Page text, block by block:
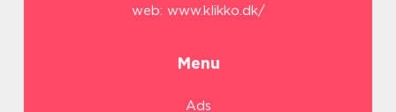
web: www.klikko.dk/
Menu
Ads